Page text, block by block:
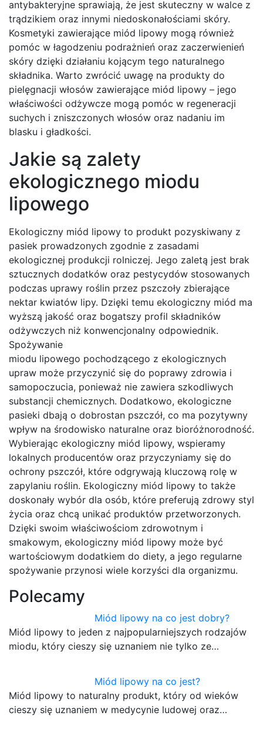
antybakteryjne sprawiają, że jest skuteczny w walce z
trądzikiem oraz innymi niedoskonałościami skóry.
Kosmetyki zawierające miód lipowy mogą również
pomóc w łagodzeniu podrażnień oraz zaczerwienień
skóry dzięki działaniu kojącym tego naturalnego
składnika. Warto zwrócić uwagę na produkty do
pielęgnacji włosów zawierające miód lipowy – jego
właściwości odżywcze mogą pomóc w regeneracji
suchych i zniszczonych włosów oraz nadaniu im
blasku i gładkości.
Jakie są zalety
ekologicznego miodu
lipowego
Ekologiczny miód lipowy to produkt pozyskiwany z
pasiek prowadzonych zgodnie z zasadami
ekologicznej produkcji rolniczej. Jego zaletą jest brak
sztucznych dodatków oraz pestycydów stosowanych
podczas uprawy roślin przez pszczoły zbierające
nektar kwiatów lipy. Dzięki temu ekologiczny miód ma
wyższą jakość oraz bogatszy profil składników
odżywczych niż konwencjonalny odpowiednik.
Spożywanie
miodu lipowego pochodzącego z ekologicznych
upraw może przyczynić się do poprawy zdrowia i
samopoczucia, ponieważ nie zawiera szkodliwych
substancji chemicznych. Dodatkowo, ekologiczne
pasieki dbają o dobrostan pszczół, co ma pozytywny
wpływ na środowisko naturalne oraz bioróżnorodność.
Wybierając ekologiczny miód lipowy, wspieramy
lokalnych producentów oraz przyczyniamy się do
ochrony pszczół, które odgrywają kluczową rolę w
zapylaniu roślin. Ekologiczny miód lipowy to także
doskonały wybór dla osób, które preferują zdrowy styl
życia oraz chcą unikać produktów przetworzonych.
Dzięki swoim właściwościom zdrowotnym i
smakowym, ekologiczny miód lipowy może być
wartościowym dodatkiem do diety, a jego regularne
spożywanie przynosi wiele korzyści dla organizmu.
Polecamy
Miód lipowy na co jest dobry?
Miód lipowy to jeden z najpopularniejszych rodzajów
miodu, który cieszy się uznaniem nie tylko ze…
Miód lipowy na co jest?
Miód lipowy to naturalny produkt, który od wieków
cieszy się uznaniem w medycynie ludowej oraz…